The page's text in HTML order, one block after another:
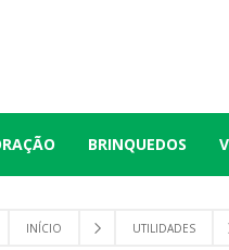
BRINQUEDOS
INÍCIO UTILIDADES